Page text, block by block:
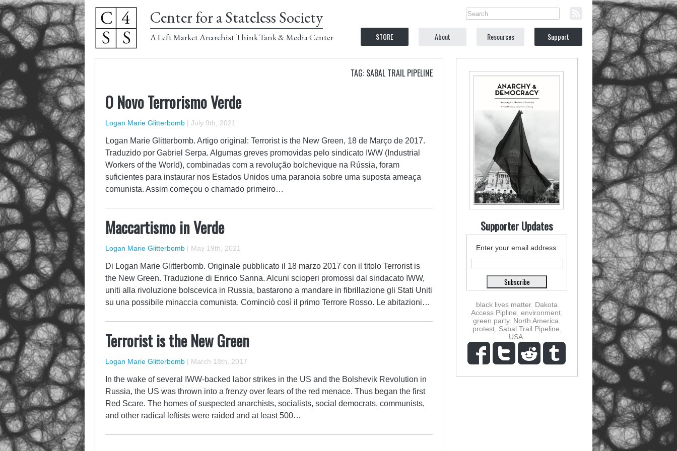
Center for a Stateless Society
A Left Market Anarchist Think Tank & Media Center STORE About Resources Support
TAG: SABAL TRAIL PIPELINE
O Novo Terrorismo Verde
Logan Marie Glitterbomb | July 9th, 2021
Logan Marie Glitterbomb. Artigo original: Terrorist is the New Green, 18 de Março de 2017.
Traduzido por Gabriel Serpa. Algumas greves promovidas pelo sindicato IWW (Industrial
Workers of the World), combinadas com a revolução bolchevique na Rússia, foram
suficientes para instaurar nos Estados Unidos uma paranoia sobre uma suposta ameaça
comunista. Assim começou o chamado primeiro…
Maccartismo in Verde
Logan Marie Glitterbomb | May 19th, 2021
Di Logan Marie Glitterbomb. Originale pubblicato il 18 marzo 2017 con il titolo Terrorist is
the New Green. Traduzione di Enrico Sanna. Alcuni scioperi promossi dal sindacato IWW,
uniti alla rivoluzione bolscevica in Russia, bastarono a mandare in fibrillazione gli Stati Uniti
su una possibile minaccia comunista. Cominciò così il primo Terrore Rosso. Le abitazioni…
Terrorist is the New Green
Logan Marie Glitterbomb | March 18th, 2017
In the wake of several IWW-backed labor strikes in the US and the Bolshevik Revolution in
Russia, the US was thrown into a frenzy over fears of the red menace. Thus began the first
Red Scare. The homes of suspected anarchists, socialists, social democrats, communists,
and other radical leftists were raided and at least 500…
Supporter Updates
Enter your email address:
black lives matter, Dakota
Access Pipline environment
green party, North America
protest, Sabal Trail Pipeline
USA